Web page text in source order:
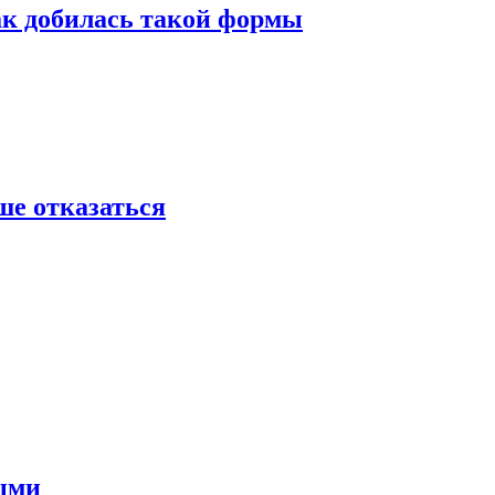
добилась такой формы
отказаться